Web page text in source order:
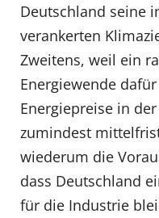
Deutschland seine
verankerten
Zweitens, weil ein
Energiewende
Energiepreise in
zumindest
wiederum die
dass Deutschland
für die Industrie